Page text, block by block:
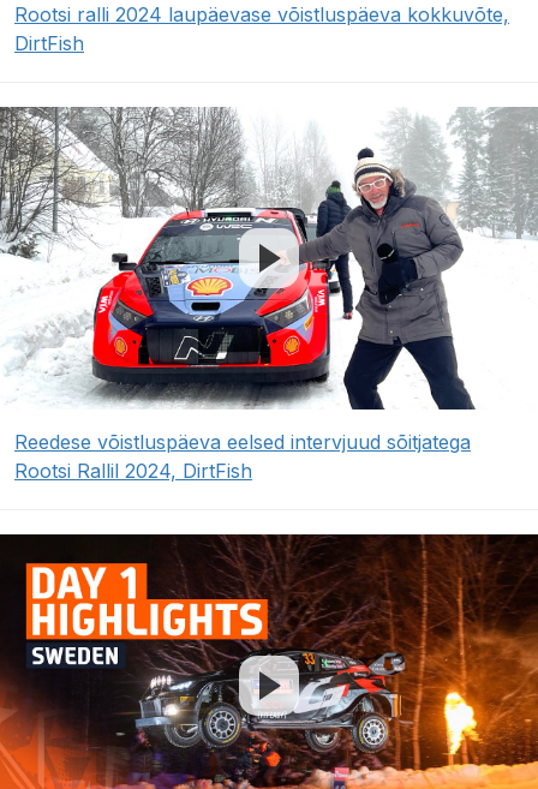
Rootsi ralli 2024 laupäevase võistluspäeva kokkuvõte,
DirtFish
Reedese võistluspäeva eelsed intervjuud sõitjatega
Rootsi Rallil 2024, DirtFish